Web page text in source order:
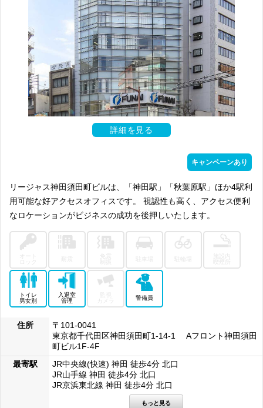
詳細を見る
キャンペーンあり
リージャス神田須田町ビルは、「神田駅」「秋葉原駅」ほか4駅利
用可能な好アクセスオフィスです。 視認性も高く、アクセス便利
なロケーションがビジネスの成功を後押しいたします。
喫煙所
トイレ
男女別
入退室
管理
カメラ
警備員
住所
〒101-0041
東京都千代田区神田須田町1-14-1 Aフロント神田須田
町ビル1F-4F
最寄駅
JR中央線(快速) 神田 徒歩4分 北口
JR山手線 神田 徒歩4分 北口
JR京浜東北線 神田 徒歩4分 北口